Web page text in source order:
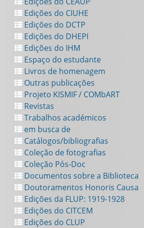
Edições do CIUHE
Edições do DCTP
Edições do DHEPI
Edições do IHM
Espaço do estudante
Livros de homenagem
Outras publicações
Projeto KISMIF / COMbART
Revistas
Trabalhos académicos
em busca de
Catálogos/bibliografias
Coleção de fotografias
Coleção Pós-Doc
Documentos sobre a Biblioteca
Doutoramentos Honoris Causa
Edições da FLUP: 1919-1928
Edições do CITCEM
Edições do CLUP